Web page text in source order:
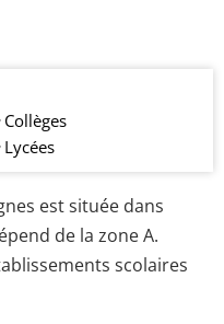
Collèges
Lycées
est située dans
de la zone A.
scolaires